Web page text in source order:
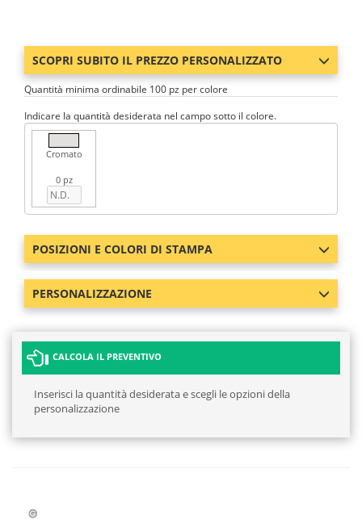
SCOPRI SUBITO IL PREZZO PERSONALIZZATO
Quantità minima ordinabile 100 pz per colore
Indicare la quantità desiderata nel campo sotto il colore.
Cromato
0 pz
POSIZIONI E COLORI DI STAMPA
PERSONALIZZAZIONE
CALCOLA IL PREVENTIVO
Inserisci la quantità desiderata e scegli le opzioni della
personalizzazione